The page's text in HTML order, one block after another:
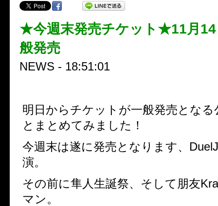
★今週末発売チケット★11月14
般発売
NEWS - 18:51:01
明日からチケットが一般発売となる
とまとめてみました！
今週末は遂に発売となります、
演。
その前に隼人生誕祭、そして朋友
マン。